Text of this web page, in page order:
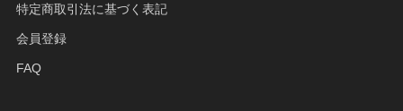
特定商取引法に基づく表記
会員登録
FAQ